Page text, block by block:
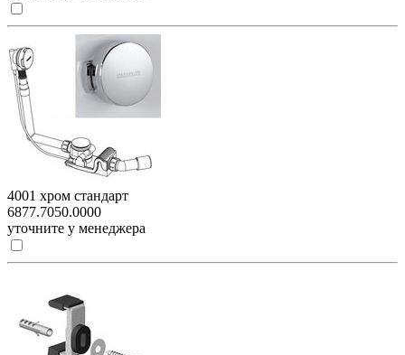
4001 хром стандарт
6877.7050.0000
уточните у менеджера